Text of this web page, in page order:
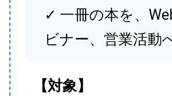
✓ 一冊の本を、
ビナー、営業活動
【対象】